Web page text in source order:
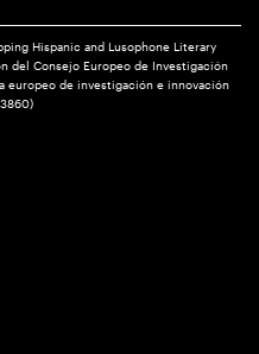
Hispanic and Lusophone Literary
del Consejo Europeo de Investigación
europeo de investigación e innovación